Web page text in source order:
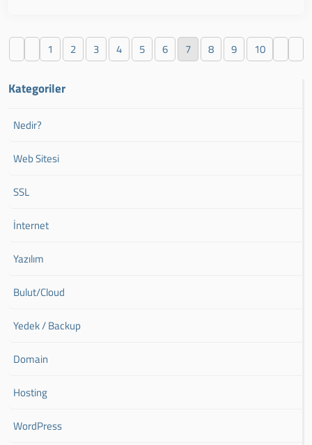
1 2 3 4 5 6 7 8 9 10
Kategoriler
Nedir?
Web Sitesi
SSL
İnternet
Yazılım
Bulut/Cloud
Yedek / Backup
Domain
Hosting
WordPress